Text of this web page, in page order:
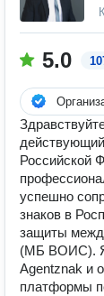
5.0
Российской
успешно
знаков в
защиты
(МБ ВОИС).
Agentznak и
платформы